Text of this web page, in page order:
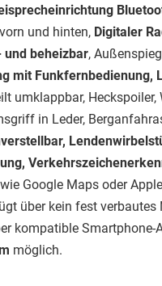
und hinten, Digitaler
beheizbar,
mit Funkfernbedienung,
umklappbar,
in Leder,
Google Maps oder
über kein fest
kompatible Smartphone-
möglich.